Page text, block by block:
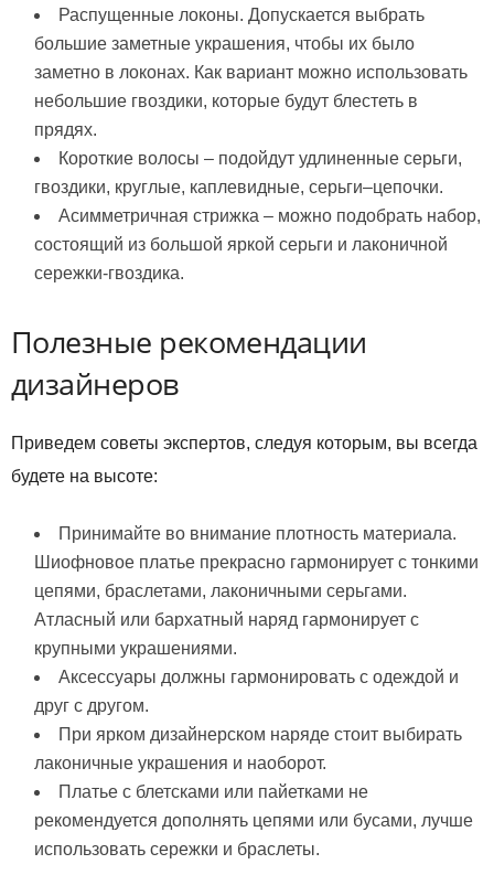
Распущенные локоны. Допускается выбрать
большие заметные украшения, чтобы их было
заметно в локонах. Как вариант можно использовать
небольшие гвоздики, которые будут блестеть в
прядях.
Короткие волосы – подойдут удлиненные серьги,
гвоздики, круглые, каплевидные, серьги–цепочки.
Асимметричная стрижка – можно подобрать набор,
состоящий из большой яркой серьги и лаконичной
сережки-гвоздика.
Полезные рекомендации
дизайнеров
Приведем советы экспертов, следуя которым, вы всегда
будете на высоте:
Принимайте во внимание плотность материала.
Шиофновое платье прекрасно гармонирует с тонкими
цепями, браслетами, лаконичными серьгами.
Атласный или бархатный наряд гармонирует с
крупными украшениями.
Аксессуары должны гармонировать с одеждой и
друг с другом.
При ярком дизайнерском наряде стоит выбирать
лаконичные украшения и наоборот.
Платье с блетсками или пайетками не
рекомендуется дополнять цепями или бусами, лучше
использовать сережки и браслеты.